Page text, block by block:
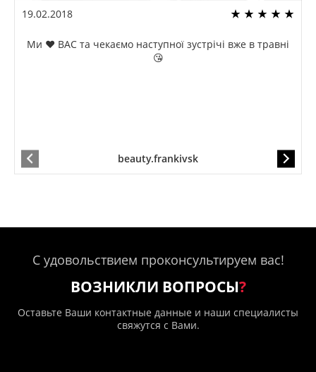
19.02.2018
Ми ❤️ ВАС та чекаємо наступної зустрічі вже в травні
😘
beauty.frankivsk
С удовольствием проконсультируем вас!
ВОЗНИКЛИ ВОПРОСЫ?
Оставьте Ваши контактные данные и наши специалисты
свяжутся с Вами.